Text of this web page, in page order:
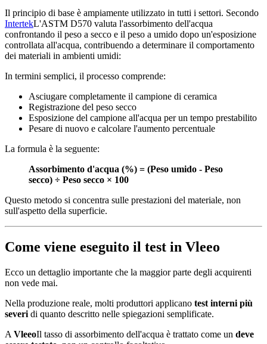
Il principio di base è ampiamente utilizzato in tutti i settori. Secondo
IntertekL'ASTM D570 valuta l'assorbimento dell'acqua
confrontando il peso a secco e il peso a umido dopo un'esposizione
controllata all'acqua, contribuendo a determinare il comportamento
dei materiali in ambienti umidi:
In termini semplici, il processo comprende:
Asciugare completamente il campione di ceramica
Registrazione del peso secco
Esposizione del campione all'acqua per un tempo prestabilito
Pesare di nuovo e calcolare l'aumento percentuale
La formula è la seguente:
Assorbimento d'acqua (%) = (Peso umido - Peso
secco) ÷ Peso secco × 100
Questo metodo si concentra sulle prestazioni del materiale, non
sull'aspetto della superficie.
Come viene eseguito il test in Vleeo
Ecco un dettaglio importante che la maggior parte degli acquirenti
non vede mai.
Nella produzione reale, molti produttori applicano test interni più
severi di quanto descritto nelle spiegazioni semplificate.
A VleeoIl tasso di assorbimento dell'acqua è trattato come un deve